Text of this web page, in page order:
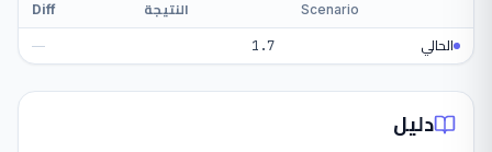
Scenario النتيجة Diff
الحالي 1.7
—
دليل